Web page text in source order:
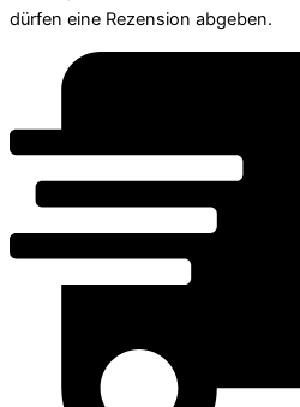
dürfen eine Rezension abgeben.